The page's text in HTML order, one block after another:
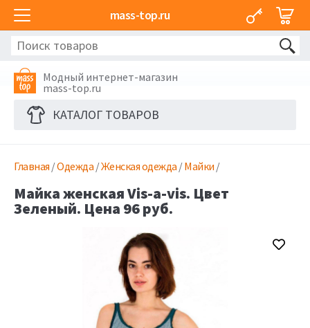
mass-top.ru
Модный интернет-магазин
mass-top.ru
КАТАЛОГ ТОВАРОВ
Главная /Одежда /Женская одежда /Майки /
Майка женская Vis-a-vis. Цвет
Зеленый. Цена 96 руб.